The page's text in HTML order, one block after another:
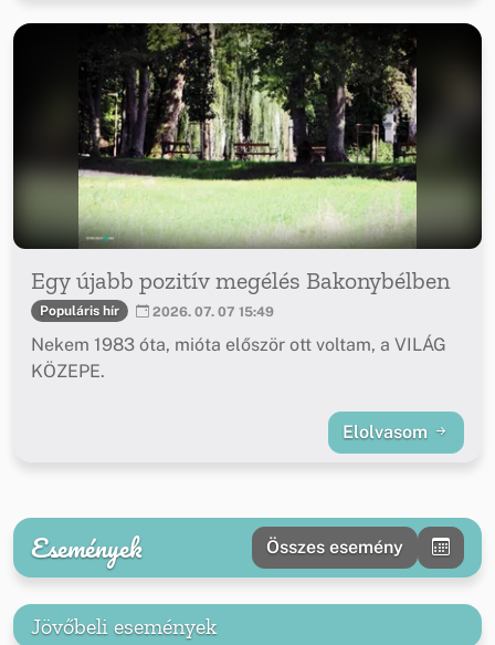
Egy újabb pozitív megélés Bakonybélben
Populáris hír 2026. 07. 07 15:49
Nekem 1983 óta, mióta először ott voltam, a VILÁG
KÖZEPE.
Elolvasom
Események Összes esemény
Jövőbeli események